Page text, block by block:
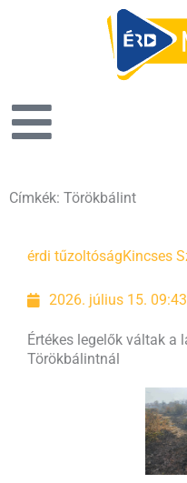
Címkék: Törökbálint
érdi tűzoltóságKincses
2026. július 15. 09:43
Értékes legelők váltak a
Törökbálintnál